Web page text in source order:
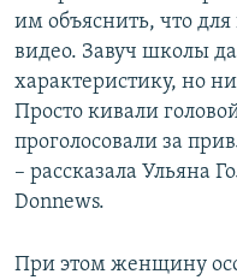
им объяснить, что для
видео. Завуч школы
характеристику, но
Просто кивали
проголосовали за
– рассказала Ульяна
Donnews.
При этом женщину